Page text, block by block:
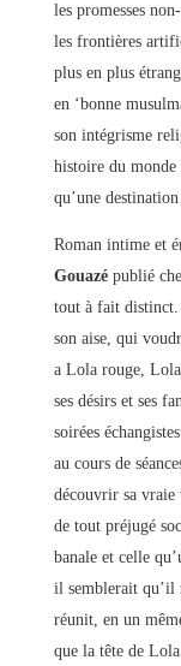
les promesses
les frontières
plus en plus
en ‘bonne
son intégrisme
histoire du monde
qu’une
Roman intime et
Gouazépublié
tout à fait
son aise, qui
a Lola rouge,
ses désirs et ses
soirées
au cours de
découvrir sa vraie
de tout préjugé
banale et celle
il semblerait qu’il
réunit, en un
que la tête de